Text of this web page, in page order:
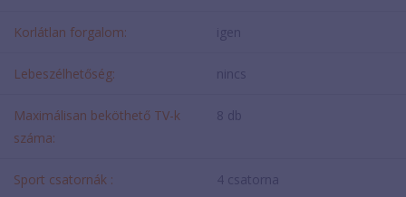
Korlátlan forgalom: igen
Lebeszélhetőség: nincs
Maximálisan beköthető TV-k
száma:
8 db
Sport csatornák : 4 csatorna